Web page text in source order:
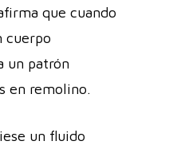
que cuando
cuerpo
un patrón
en remolino.
un fluido